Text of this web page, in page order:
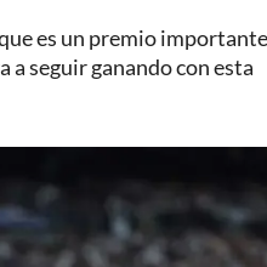
es un premio importante
seguir ganando con esta